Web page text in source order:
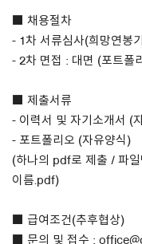
■ 채용절차
- 1차 서류심사(희망연봉
- 2차 면접 : 대면 (포트폴
■ 제출서류
- 이력서 및 자기소개서 (
- 포트폴리오 (자유양식)
(하나의 pdf로 제출 / 파일
이름.pdf)
■ 급여조건(추후협상)
■ 문의 및 접수 :